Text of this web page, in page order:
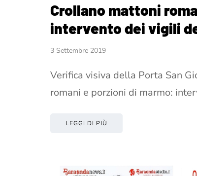
Crollano mattoni
intervento dei vigili
3 Settembre 2019
Verifica visiva della Porta San
romani e porzioni di marmo:
LEGGI DI PIÙ